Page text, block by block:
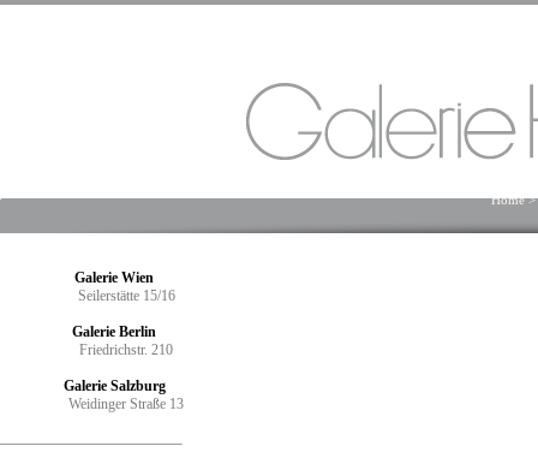
Home>
Galerie Wien
Seilerstätte 15/16
Galerie Berlin
Friedrichstr. 210
Galerie Salzburg
Weidinger Straße 13